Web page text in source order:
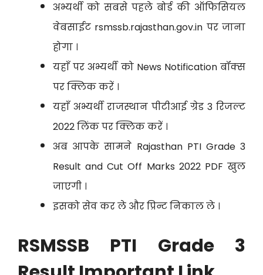
अभ्यर्थी को सबसे पहले बोर्ड की ऑफिसियल
वेबसाईट rsmssb.rajasthan.gov.in पर जाना
होगा ।
यहाँ पर अभ्यर्थी को News Notification बॉक्स
पर क्लिक करें ।
यहाँ अभ्यर्थी राजस्थान पीटीआई ग्रेड 3 रिजल्ट
2022 लिंक पर क्लिक करें ।
अब आपके सामने Rajasthan PTI Grade 3
Result and Cut Off Marks 2022 PDF खुल
जाएगी ।
इसको सेव कर ले और प्रिन्ट निकाल ले ।
RSMSSB PTI Grade 3